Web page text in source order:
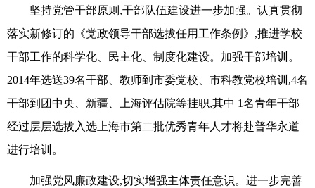
坚持党管干部原则,干部队伍建设进一步加强。认真贯彻
落实新修订的《党政领导干部选拔任用工作条例》,推进学校
干部工作的科学化、民主化、制度化建设。加强干部培训。
2014年选送39名干部、教师到市委党校、市科教党校培训,4名
干部到团中央、新疆、上海评估院等挂职,其中 1名青年干部
经过层层选拔入选上海市第二批优秀青年人才将赴普华永道
进行培训。
加强党风廉政建设,切实增强主体责任意识。进一步完善